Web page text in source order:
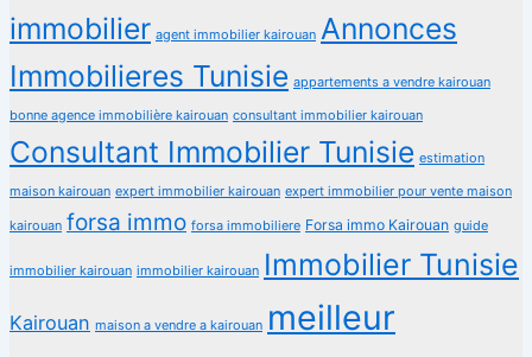
immobilier agent immobilier kairouan Annonces
Immobilieres Tunisie appartements a vendre kairouan
bonne agence immobilière kairouan consultant immobilier kairouan
Consultant Immobilier Tunisie estimation
maison kairouan expert immobilier kairouan expert immobilier pour vente maison
kairouan forsa immo forsa immobiliere Forsa immo Kairouan guide
immobilier kairouan immobilier kairouan Immobilier Tunisie
Kairouan maison a vendre a kairouan meilleur